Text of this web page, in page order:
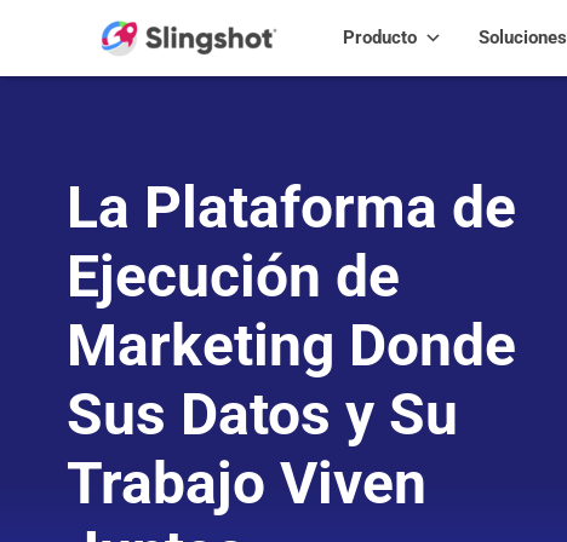
Producto Soluciones
La Plataforma de
Ejecución de
Marketing Donde
Sus Datos y Su
Trabajo Viven